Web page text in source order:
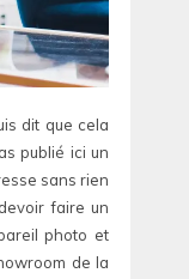
dit que cela
publié ici un
sans rien
faire un
photo et
de la